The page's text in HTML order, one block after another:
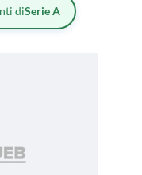
diSerie A